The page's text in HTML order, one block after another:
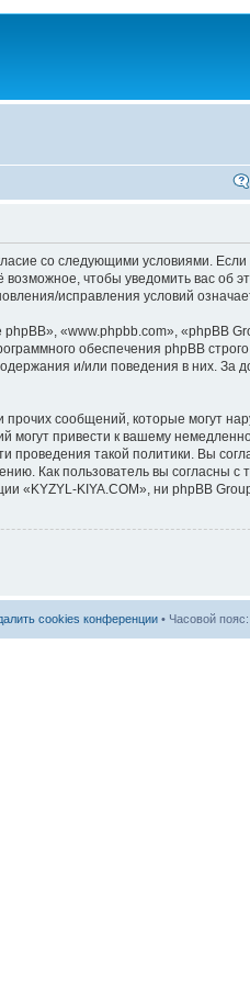
со следующими условиями. Если
чтобы уведомить вас об
исправления условий
«www.phpbb.com», «phpBB
обеспечения phpBB
и/или поведения в них. За
сообщений, которые могут
могут привести к вашему
проведения такой политики. Вы
Как пользователь вы согласны с
«KYZYL-KIYA.COM», ни phpBB
cookies конференции • Часовой